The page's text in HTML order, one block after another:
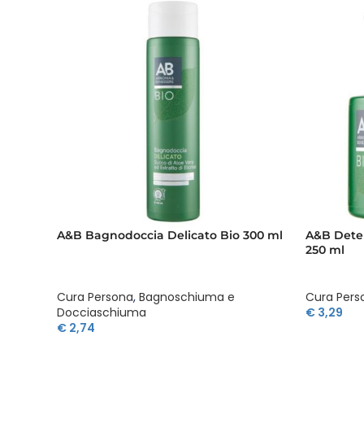
A&B Bagnodoccia Delicato Bio 300 ml
Cura Persona, Bagnoschiuma e
Docciaschiuma
€ 2,74
A&B
250 ml
Cura
€3,29